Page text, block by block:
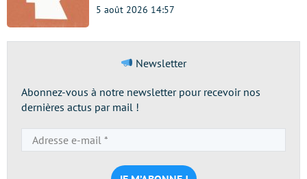
5 août 2026 14:57
Newsletter
Abonnez-vous à notre newsletter pour recevoir nos
dernières actus par mail !
e-
mail